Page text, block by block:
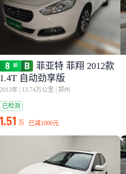
菲亚特 菲翔 2012款
1.4T 自动劲享版
2013年 13.74万公里 郑州
已检测
1.51 万 已减1000元